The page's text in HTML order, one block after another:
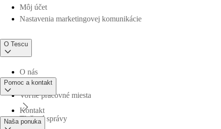
Môj účet
Nastavenia marketingovej komunikácie
O Tescu
O nás
Voľné pracovné miesta
Tlačové správy
Pomoc a kontakt
Kontakt
Naša ponuka